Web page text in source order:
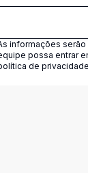
informações serão
possa entrar
de